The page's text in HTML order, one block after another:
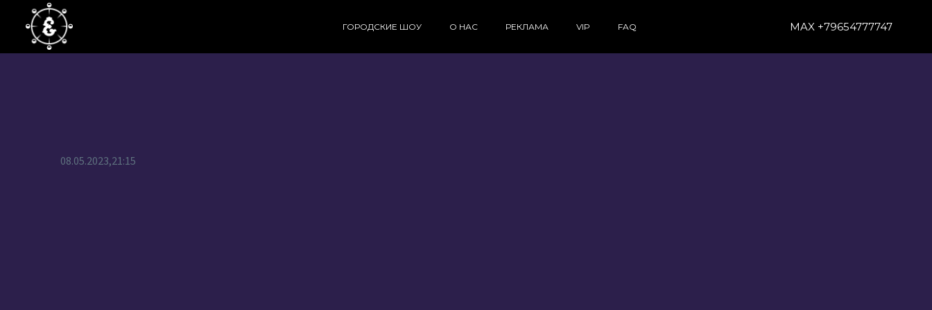
ГОРОДСКИЕ ШОУ О НАС РЕКЛАМА VIP FAQ MAX +79654777747
08.05.2023,21:15